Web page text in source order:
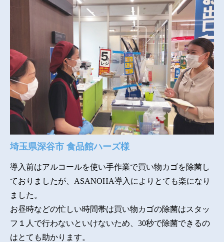
埼玉県深谷市 食品館ハーズ様
導入前はアルコールを使い手作業で買い物カゴを除菌し
ておりましたが、ASANOHA導入によりとても楽になり
ました。
お昼時などの忙しい時間帯は買い物カゴの除菌はスタッ
フ１人で行わないといけないため、30秒で除菌できるの
はとても助かります。